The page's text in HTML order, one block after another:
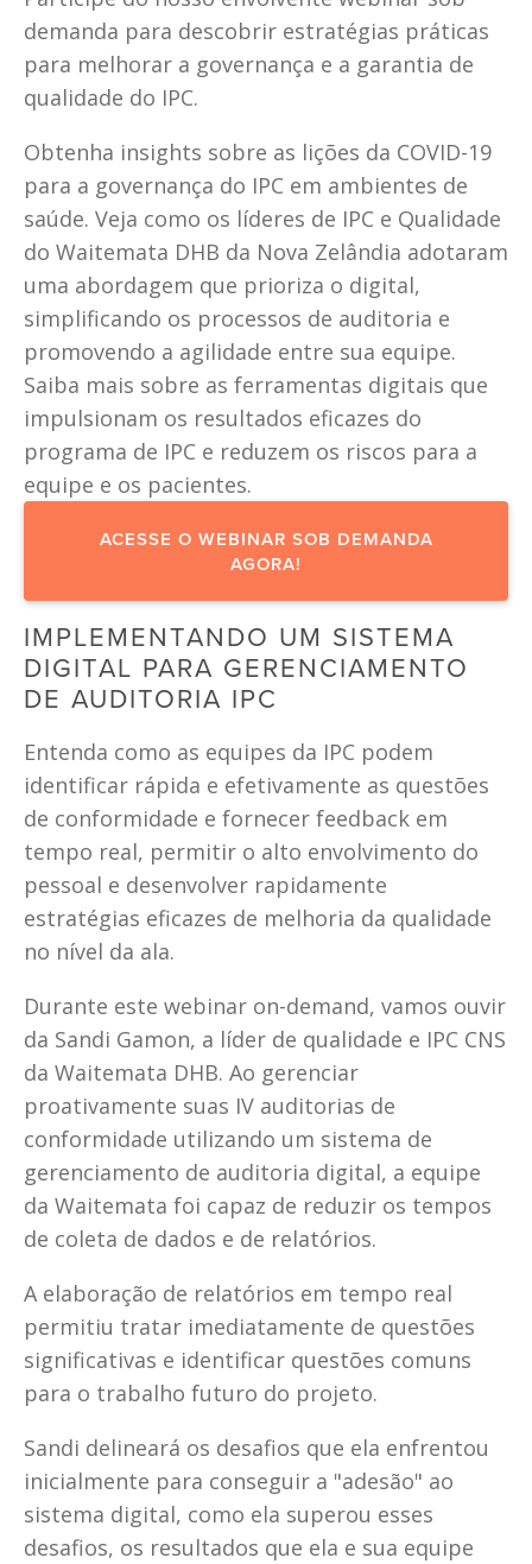
demanda para descobrir estratégias práticas
para melhorar a governança e a garantia de
qualidade do IPC.
Obtenha insights sobre as lições da COVID-19
para a governança do IPC em ambientes de
saúde. Veja como os líderes de IPC e Qualidade
do Waitemata DHB da Nova Zelândia adotaram
uma abordagem que prioriza o digital,
simplificando os processos de auditoria e
promovendo a agilidade entre sua equipe.
Saiba mais sobre as ferramentas digitais que
impulsionam os resultados eficazes do
programa de IPC e reduzem os riscos para a
equipe e os pacientes.
ACESSE O WEBINAR SOB DEMANDA
AGORA!
IMPLEMENTANDO UM SISTEMA
DIGITAL PARA GERENCIAMENTO
DE AUDITORIA IPC
Entenda como as equipes da IPC podem
identificar rápida e efetivamente as questões
de conformidade e fornecer feedback em
tempo real, permitir o alto envolvimento do
pessoal e desenvolver rapidamente
estratégias eficazes de melhoria da qualidade
no nível da ala.
Durante este webinar on-demand, vamos ouvir
da Sandi Gamon, a líder de qualidade e IPC CNS
da Waitemata DHB. Ao gerenciar
proativamente suas IV auditorias de
conformidade utilizando um sistema de
gerenciamento de auditoria digital, a equipe
da Waitemata foi capaz de reduzir os tempos
de coleta de dados e de relatórios.
A elaboração de relatórios em tempo real
permitiu tratar imediatamente de questões
significativas e identificar questões comuns
para o trabalho futuro do projeto.
Sandi delineará os desafios que ela enfrentou
inicialmente para conseguir a "adesão" ao
sistema digital, como ela superou esses
desafios, os resultados que ela e sua equipe